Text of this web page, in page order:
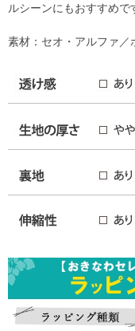
ルシーンにもおすすめで
素材：セオ・アルフ